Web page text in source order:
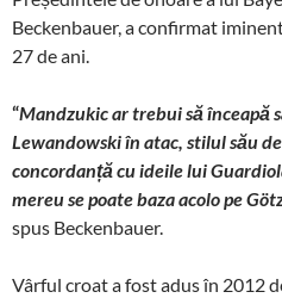
Beckenbauer, a confirmat
27 de ani.
“Mandzukic ar trebui să înceapă
Lewandowski în atac, stilul său
concordanță cu ideile lui
mereu se poate baza acolo pe
spus Beckenbauer.
Vârful croat a fost adus în 2012